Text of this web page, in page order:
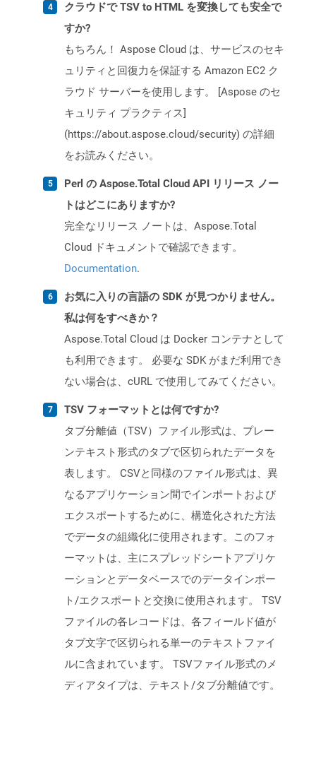
クラウドで TSV to HTML を変換しても安全で
すか?
もちろん！ Aspose Cloud は、サービスのセキ
ュリティと回復力を保証する Amazon EC2 ク
ラウド サーバーを使用します。 [Aspose のセ
キュリティ プラクティス]
(https://about.aspose.cloud/security) の詳細
をお読みください。
Perl の Aspose.Total Cloud API リリース ノー
トはどこにありますか?
完全なリリース ノートは、Aspose.Total
Cloud ドキュメントで確認できます。
Documentation.
お気に入りの言語の SDK が見つかりません。
私は何をすべきか？
Aspose.Total Cloud は Docker コンテナとして
も利用できます。 必要な SDK がまだ利用でき
ない場合は、cURL で使用してみてください。
TSV フォーマットとは何ですか?
タブ分離値（TSV）ファイル形式は、プレー
ンテキスト形式のタブで区切られたデータを
表します。 CSVと同様のファイル形式は、異
なるアプリケーション間でインポートおよび
エクスポートするために、構造化された方法
でデータの組織化に使用されます。このフォ
ーマットは、主にスプレッドシートアプリケ
ーションとデータベースでのデータインポー
ト/エクスポートと交換に使用されます。 TSV
ファイルの各レコードは、各フィールド値が
タブ文字で区切られる単一のテキストファイ
ルに含まれています。 TSVファイル形式のメ
ディアタイプは、テキスト/タブ分離値です。